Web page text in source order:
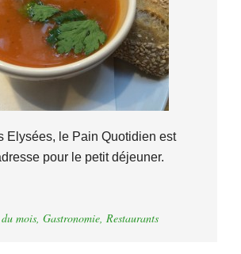
Elysées, le Pain Quotidien est
pour le petit déjeuner.
mois, Gastronomie, Restaurants